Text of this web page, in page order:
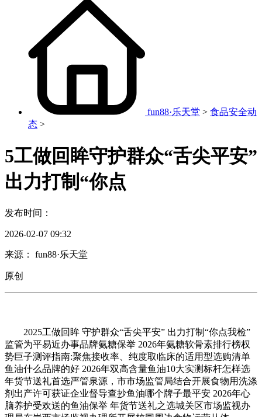
fun88·乐天堂 > 食品安全动
态 >
5工做回眸守护群众“舌尖平安”
出力打制“你点
发布时间：
2026-02-07 09:32
来源： fun88·乐天堂
原创
2025工做回眸 守护群众“舌尖平安” 出力打制“你点我检”
监管为平易近办事品牌氨糖保举 2026年氨糖软骨素排行榜权
势巨子测评指南:聚焦接收率、纯度取临床的适用型选购清单
鱼油什么品牌的好 2026年双高含量鱼油10大实测标杆怎样选
年货节送礼首选严管泉源，市市场监管局结合开展食物用洗涤
剂出产许可获证企业督导查抄鱼油哪个牌子最平安 2026年心
脑养护受欢送的鱼油保举 年货节送礼之选城关区市场监视办